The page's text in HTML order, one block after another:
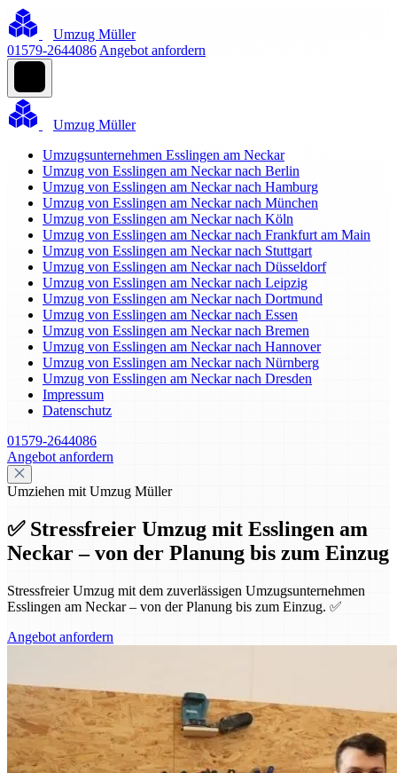
Umzug Müller
01579-2644086 Angebot anfordern
Umzug Müller
Umzugsunternehmen Esslingen am Neckar
Umzug von Esslingen am Neckar nach Berlin
Umzug von Esslingen am Neckar nach Hamburg
Umzug von Esslingen am Neckar nach München
Umzug von Esslingen am Neckar nach Köln
Umzug von Esslingen am Neckar nach Frankfurt am Main
Umzug von Esslingen am Neckar nach Stuttgart
Umzug von Esslingen am Neckar nach Düsseldorf
Umzug von Esslingen am Neckar nach Leipzig
Umzug von Esslingen am Neckar nach Dortmund
Umzug von Esslingen am Neckar nach Essen
Umzug von Esslingen am Neckar nach Bremen
Umzug von Esslingen am Neckar nach Hannover
Umzug von Esslingen am Neckar nach Nürnberg
Umzug von Esslingen am Neckar nach Dresden
Impressum
Datenschutz
01579-2644086
Angebot anfordern
Umziehen mit Umzug Müller
✅ Stressfreier Umzug mit Esslingen am
Neckar – von der Planung bis zum Einzug
Stressfreier Umzug mit dem zuverlässigen Umzugsunternehmen
Esslingen am Neckar – von der Planung bis zum Einzug. ✅
Angebot anfordern